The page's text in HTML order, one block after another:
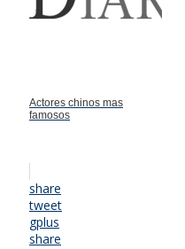
Actores chinos mas
famosos
share
tweet
gplus
share